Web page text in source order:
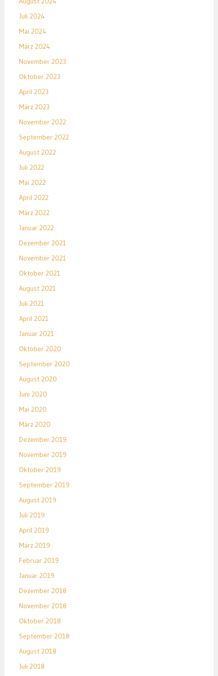
Juli 2024
Mai 2024
März 2024
November 2023
Oktober 2023
April 2023
März 2023
November 2022
September 2022
August 2022
Juli 2022
Mai 2022
April 2022
März 2022
Januar 2022
Dezember 2021
November 2021
Oktober 2021
August 2021
Juli 2021
April 2021
Januar 2021
Oktober 2020
September 2020
August 2020
Juni 2020
Mai 2020
März 2020
Dezember 2019
November 2019
Oktober 2019
September 2019
August 2019
Juli 2019
April 2019
März 2019
Februar 2019
Januar 2019
Dezember 2018
November 2018
Oktober 2018
September 2018
August 2018
Juli 2018